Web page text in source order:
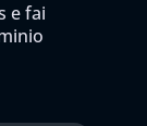
e fai